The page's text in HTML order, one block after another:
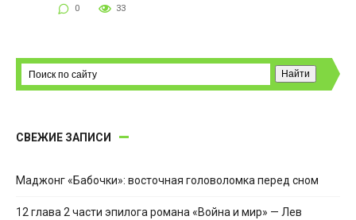
0 33
СВЕЖИЕ ЗАПИСИ
Маджонг «Бабочки»: восточная головоломка перед сном
12 глава 2 части эпилога романа «Война и мир» — Лев